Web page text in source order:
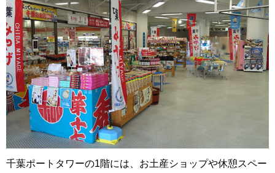
千葉ポートタワーの1階には、お土産ショップや休憩スペー